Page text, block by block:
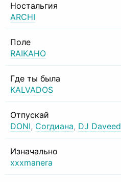
Ностальгия
ARCHI
Поле
RAIKAHO
Где ты была
KALVADOS
Отпускай
DONI, Согдиана, DJ Daveed
Изначально
xxxmanera